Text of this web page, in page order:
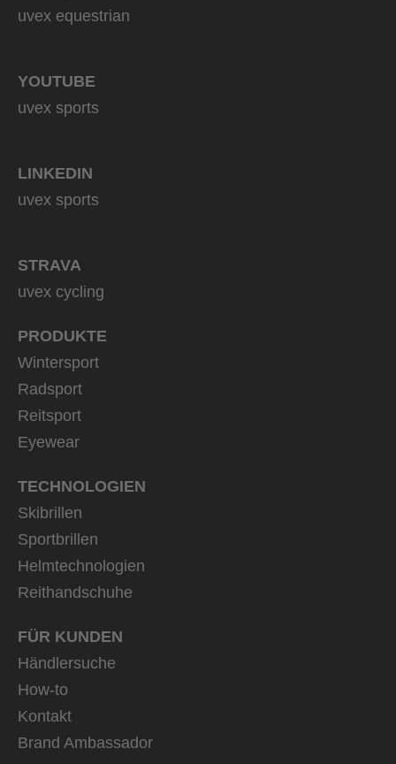
uvex equestrian
YOUTUBE
uvex sports
LINKEDIN
uvex sports
STRAVA
uvex cycling
PRODUKTE
Wintersport
Radsport
Reitsport
Eyewear
TECHNOLOGIEN
Skibrillen
Sportbrillen
Helmtechnologien
Reithandschuhe
FÜR KUNDEN
Händlersuche
How-to
Kontakt
Brand Ambassador